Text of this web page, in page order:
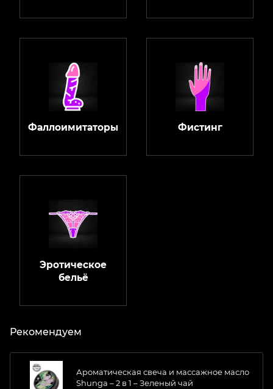
Фаллоимитаторы Фистинг
Эротическое
бельё
Рекомендуем
Ароматическая свеча и массажное масло
Shunga – 2 в 1 – Зеленый чай